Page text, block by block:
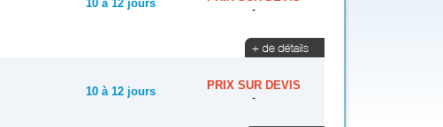
10 à 12 jours -
10 à 12 jours PRIX SUR DEVIS
-